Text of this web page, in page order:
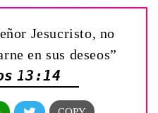
Jesucristo, no
en sus deseos”
13:14